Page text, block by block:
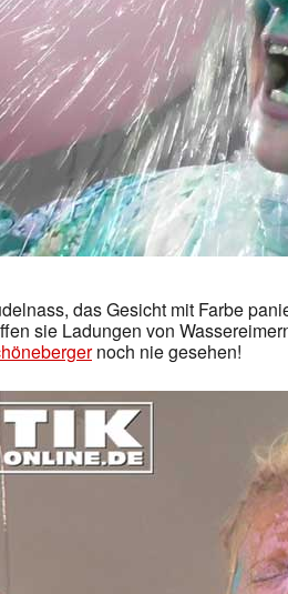
das Gesicht mit Farbe
sie Ladungen von
noch nie gesehen!